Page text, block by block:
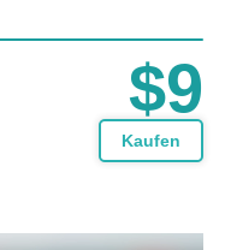
$9
Kaufen